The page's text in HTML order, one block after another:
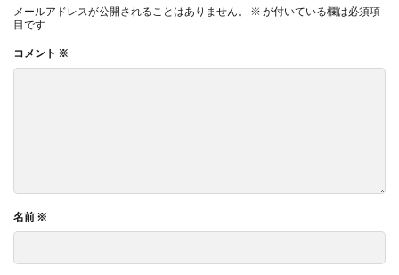
メールアドレスが公開されることはありません。 ※ が付いている欄は必須項
目です
コメント ※
名前 ※